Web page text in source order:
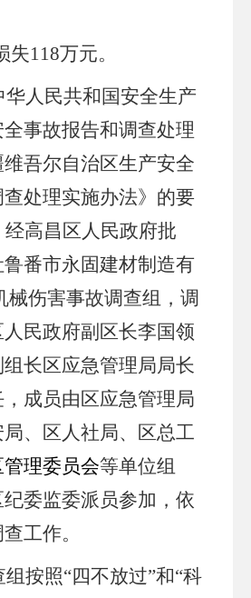
失118万元。
华人民共和国安全生产
事故报告和调查处理
吾尔自治区生产安全
处理实施办法》的要
经高昌区人民政府批
番市永固建材制造有
械伤害事故调查组，调
民政府副区长李国领
长区应急管理局局长
成员由区应急管理局
、区人社局、区总工
理委员会等单位组
委监委派员参加，依
工作。
组按照“四不放过”和“科